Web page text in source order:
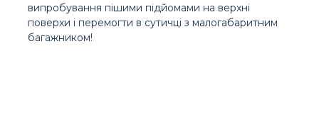
випробування пішими підйомами на верхні
поверхи і перемогти в сутичці з малогабаритним
багажником!